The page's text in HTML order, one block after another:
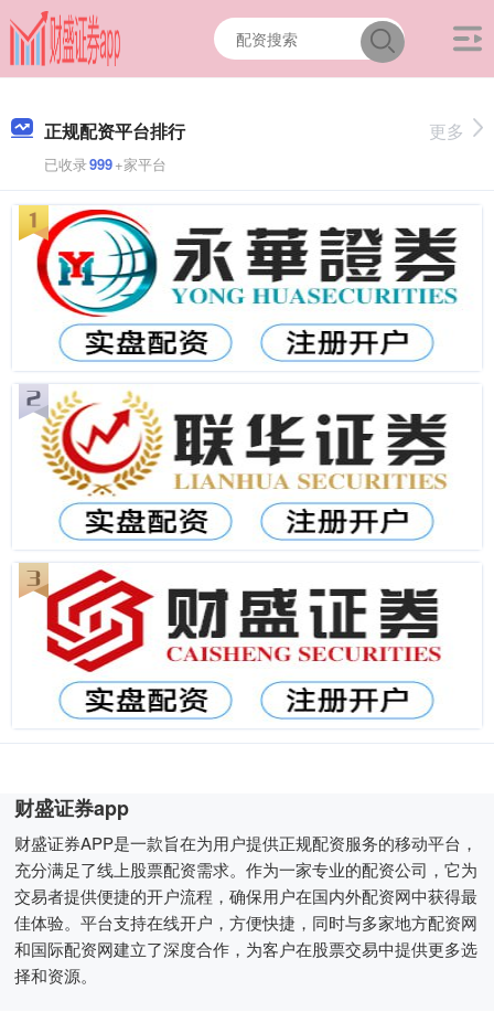
正规配资平台排行
已收录999+家平台
更多
财盛证券app
财盛证券APP是一款旨在为用户提供正规配资服务的移动平台，
充分满足了线上股票配资需求。作为一家专业的配资公司，它为
交易者提供便捷的开户流程，确保用户在国内外配资网中获得最
佳体验。平台支持在线开户，方便快捷，同时与多家地方配资网
和国际配资网建立了深度合作，为客户在股票交易中提供更多选
择和资源。